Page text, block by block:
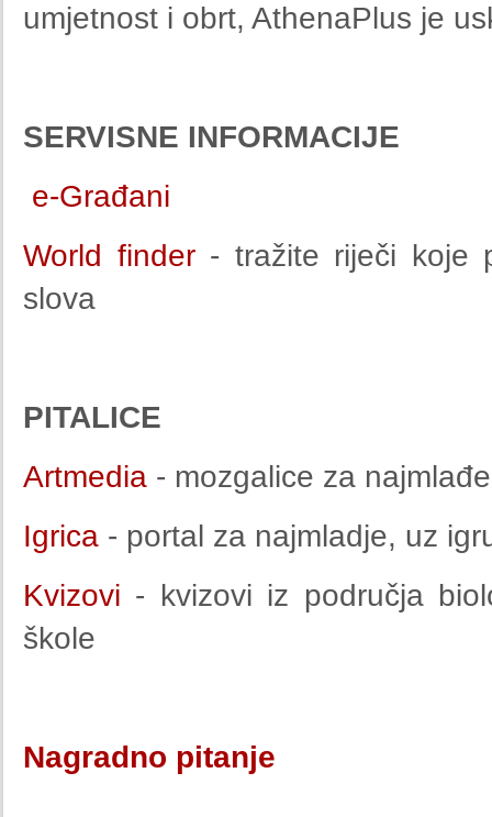
umjetnost i obrt, AthenaPlus je
SERVISNE INFORMACIJE
e-Građani
World finder- tražite riječi koje
slova
PITALICE
Artmedia - mozgalice za najmlađe
Igrica - portal za najmladje, uz
Kvizovi - kvizovi iz područja
škole
Nagradno pitanje